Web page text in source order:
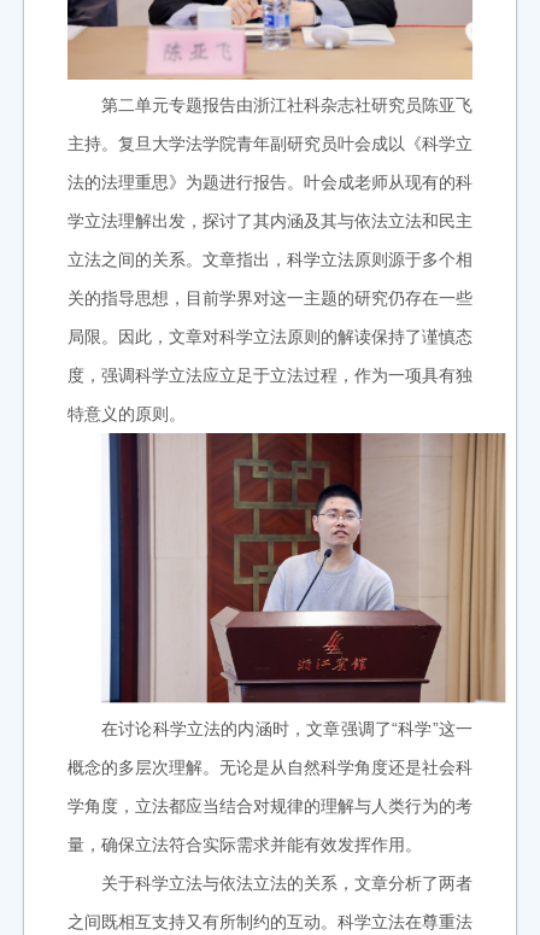
第二单元专题报告由浙江社科杂志社研究员陈亚飞
主持。 复旦大学法学院青年副研究员叶会成以《科学立
法的法理重思》为题进行报告。 叶会成老师从现有的科
学立法理解出发，探讨了其内涵及其与依法立法和民主
立法之间的关系。文章指出，科学立法原则源于多个相
关的指导思想，目前学界对这一主题的研究仍存在一些
局限。因此，文章对科学立法原则的解读保持了谨慎态
度，强调科学立法应立足于立法过程，作为一项具有独
特意义的原则。
在讨论科学立法的内涵时，文章强调了“科学”这一
概念的多层次理解。无论是从自然科学角度还是社会科
学角度，立法都应当结合对规律的理解与人类行为的考
量，确保立法符合实际需求并能有效发挥作用。
关于科学立法与依法立法的关系，文章分析了两者
之间既相互支持又有所制约的互动。科学立法在尊重法